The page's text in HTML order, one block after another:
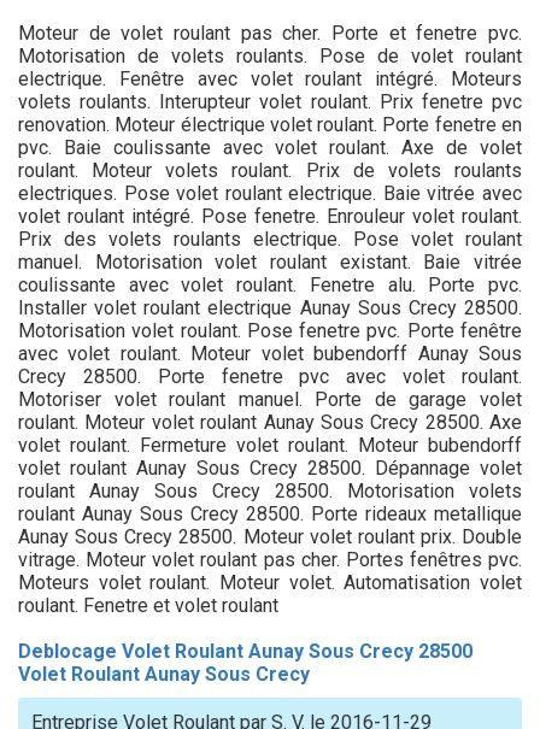
Moteur de volet roulant pas cher. Porte et fenetre pvc.
Motorisation de volets roulants. Pose de volet roulant
electrique. Fenêtre avec volet roulant intégré. Moteurs
volets roulants. Interupteur volet roulant. Prix fenetre pvc
renovation. Moteur électrique volet roulant. Porte fenetre en
pvc. Baie coulissante avec volet roulant. Axe de volet
roulant. Moteur volets roulant. Prix de volets roulants
electriques. Pose volet roulant electrique. Baie vitrée avec
volet roulant intégré. Pose fenetre. Enrouleur volet roulant.
Prix des volets roulants electrique. Pose volet roulant
manuel. Motorisation volet roulant existant. Baie vitrée
coulissante avec volet roulant. Fenetre alu. Porte pvc.
Installer volet roulant electrique Aunay Sous Crecy 28500.
Motorisation volet roulant. Pose fenetre pvc. Porte fenêtre
avec volet roulant. Moteur volet bubendorff Aunay Sous
Crecy 28500. Porte fenetre pvc avec volet roulant.
Motoriser volet roulant manuel. Porte de garage volet
roulant. Moteur volet roulant Aunay Sous Crecy 28500. Axe
volet roulant. Fermeture volet roulant. Moteur bubendorff
volet roulant Aunay Sous Crecy 28500. Dépannage volet
roulant Aunay Sous Crecy 28500. Motorisation volets
roulant Aunay Sous Crecy 28500. Porte rideaux metallique
Aunay Sous Crecy 28500. Moteur volet roulant prix. Double
vitrage. Moteur volet roulant pas cher. Portes fenêtres pvc.
Moteurs volet roulant. Moteur volet. Automatisation volet
roulant. Fenetre et volet roulant
Deblocage Volet Roulant Aunay Sous Crecy 28500
Volet Roulant Aunay Sous Crecy
Entreprise Volet Roulant par S. V. le 2016-11-29